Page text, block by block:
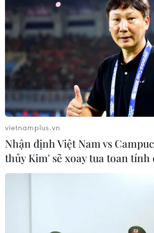
Đội ngũ trí thức, nghệ sỹ cống
Các đại biểu trí thức, nhà khoa học và
biểu chia sẻ rằng họ mong muốn
vietnamplus.vn
Nhận định Việt Nam vs
thủy Kim' sẽ xoay tua toan tính